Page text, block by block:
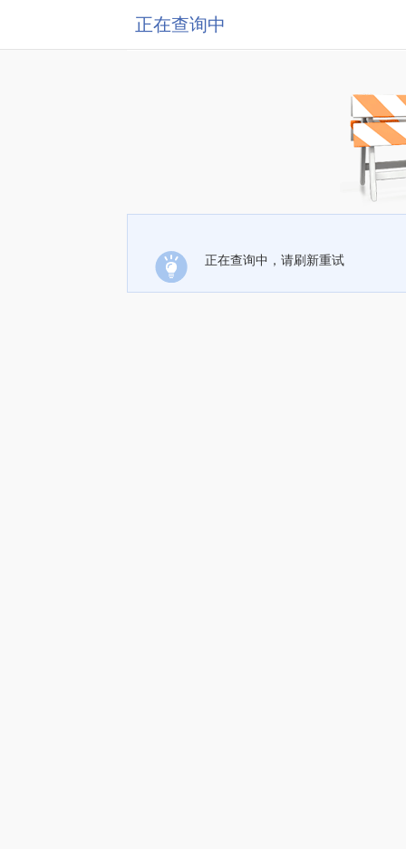
正在查询中
正在查询中，请刷新重试